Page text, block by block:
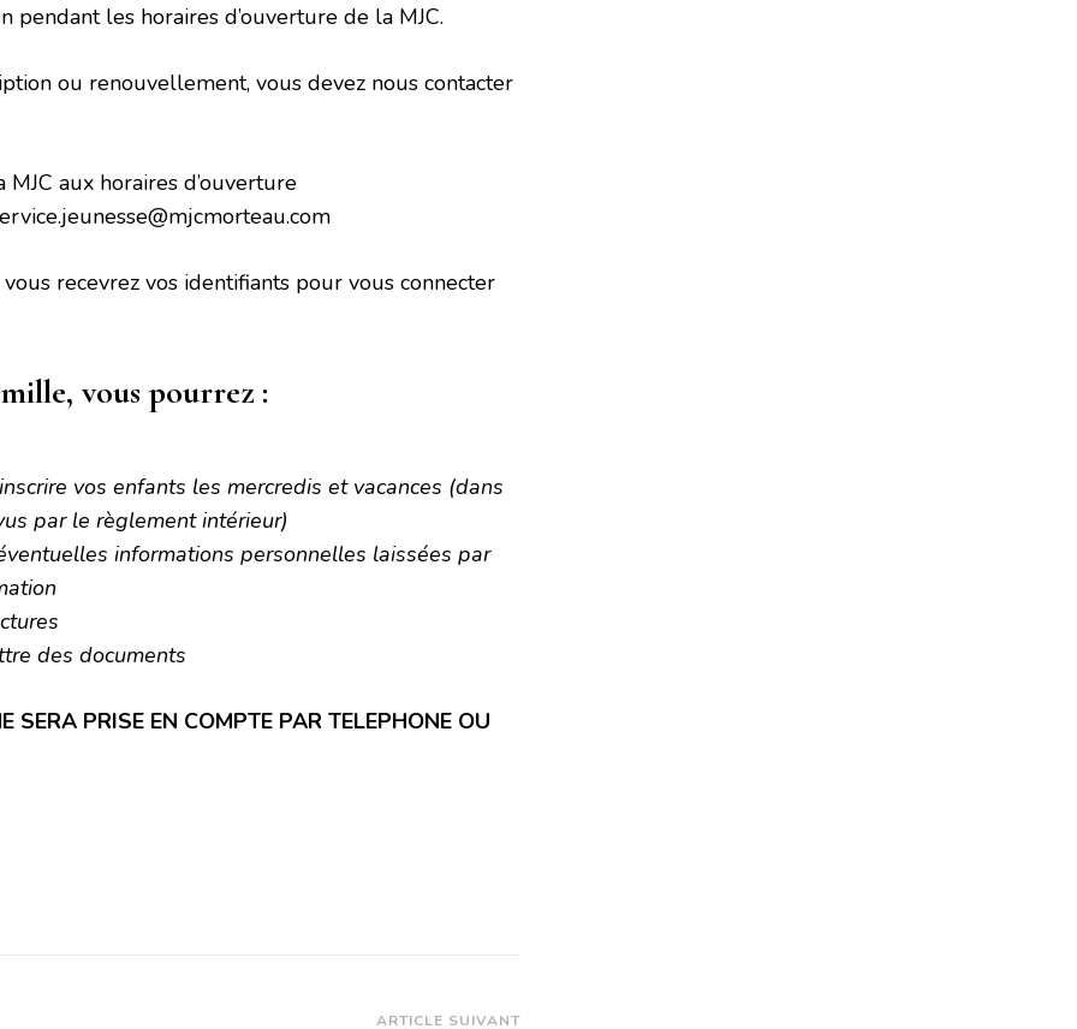
pendant les horaires d’ouverture de la MJC.
ou renouvellement, vous devez nous contacter
MJC aux horaires d’ouverture
recevrez vos identifiants pour vous connecter
vous pourrez :
vos enfants les mercredis et vacances (dans
par le règlement intérieur)
informations personnelles laissées par
des documents
SERA PRISE EN COMPTE PAR TELEPHONE OU
ARTICLE SUIVANT